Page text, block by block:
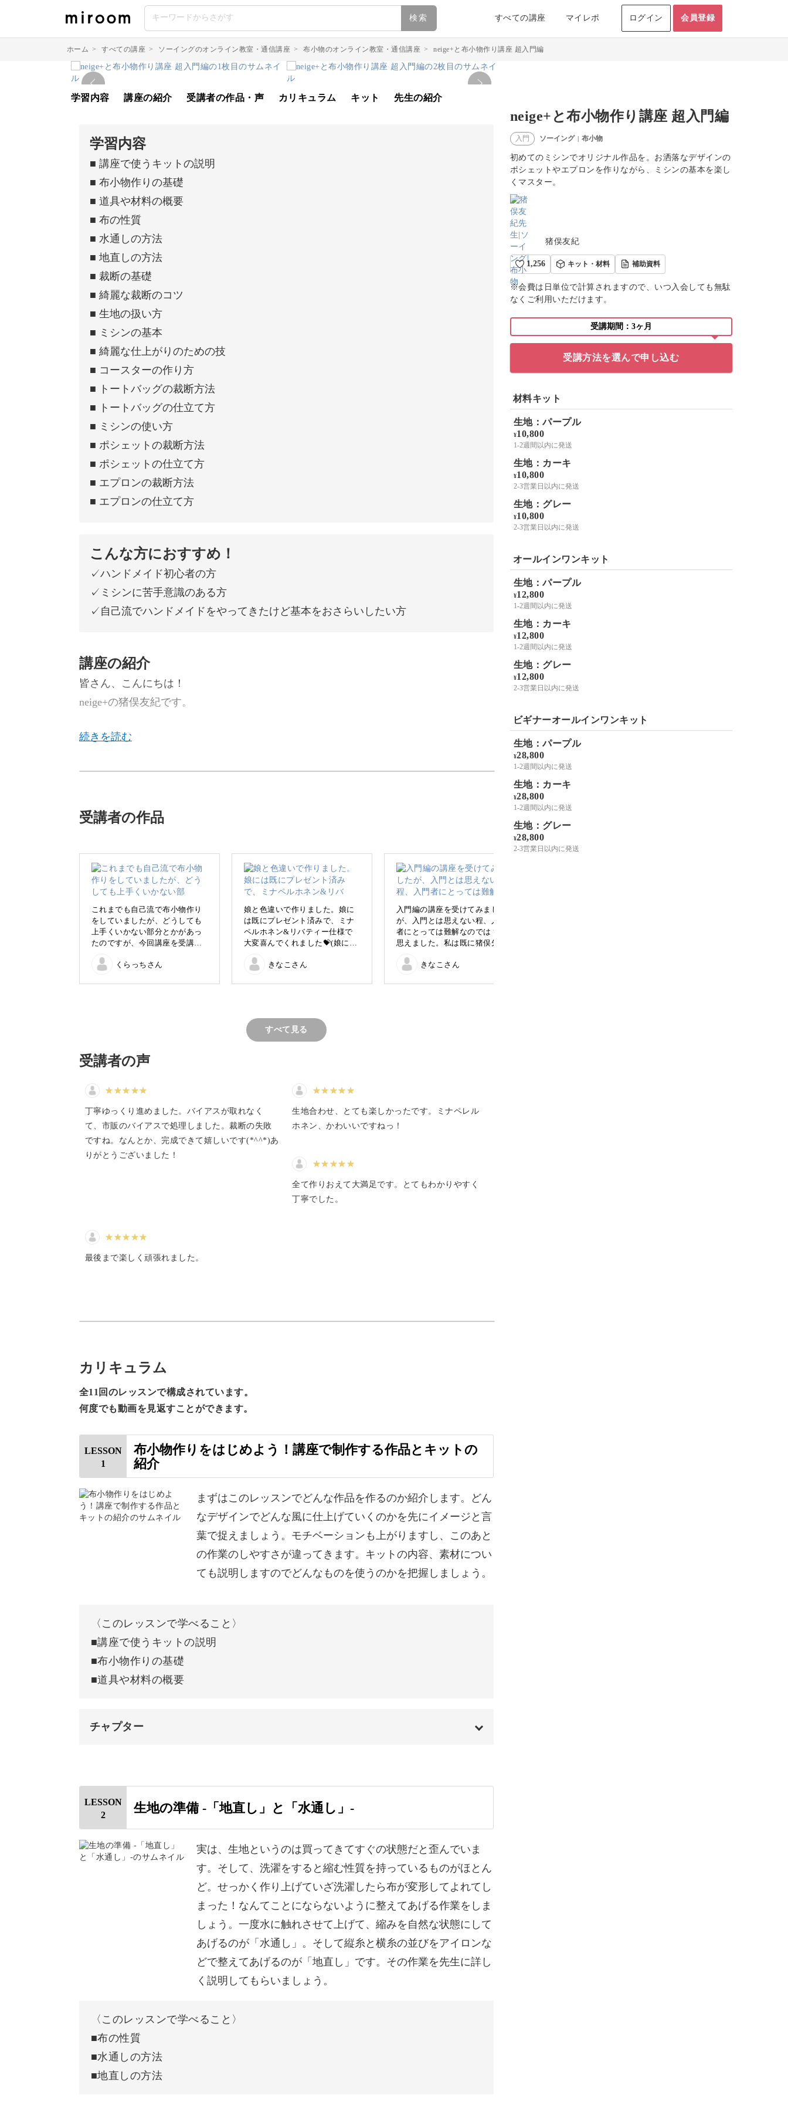
検索 すべての講座 マイレポ ログイン 会員登録
ホーム > すべての講座 > ソーイングのオンライン教室・通信講座 > 布小物のオンライン教室・通信講座 > neige+と布小物作り講座 超入門編
neige+と布小物作り講座 超入門編
入門 ソーイング | 布小物
初めてのミシンでオリジナル作品を。お洒落なデザインの
ポシェットやエプロンを作りながら、ミシンの基本を楽し
くマスター。
猪俣友紀
1,256 キット・材料 補助資料
※会費は日単位で計算されますので、いつ入会しても無駄
なくご利用いただけます。
受講期間：3ヶ月
受講方法を選んで申し込む
材料キット
生地：パープル
¥10,800
1-2週間以内に発送
生地：カーキ
¥10,800
2-3営業日以内に発送
生地：グレー
¥10,800
2-3営業日以内に発送
オールインワンキット
生地：パープル
¥12,800
1-2週間以内に発送
生地：カーキ
¥12,800
1-2週間以内に発送
生地：グレー
¥12,800
2-3営業日以内に発送
ビギナーオールインワンキット
生地：パープル
¥28,800
1-2週間以内に発送
生地：カーキ
¥28,800
1-2週間以内に発送
生地：グレー
¥28,800
2-3営業日以内に発送
学習内容 講座の紹介 受講者の作品・声 カリキュラム キット 先生の紹介
学習内容
■ 講座で使うキットの説明
■ 布小物作りの基礎
■ 道具や材料の概要
■ 布の性質
■ 水通しの方法
■ 地直しの方法
■ 裁断の基礎
■ 綺麗な裁断のコツ
■ 生地の扱い方
■ ミシンの基本
■ 綺麗な仕上がりのための技
■ コースターの作り方
■ トートバッグの裁断方法
■ トートバッグの仕立て方
■ ミシンの使い方
■ ポシェットの裁断方法
■ ポシェットの仕立て方
■ エプロンの裁断方法
■ エプロンの仕立て方
こんな方におすすめ！
✓ハンドメイド初心者の方
✓ミシンに苦手意識のある方
✓自己流でハンドメイドをやってきたけど基本をおさらいしたい方
講座の紹介
皆さん、こんにちは！
neige+の猪俣友紀です。
今回は、ミシン小物作りの初心者さんに向けた完全版講座をご用意しました。
ハンドメイドに興味があるけれど、「ミシン」と聞いただけで尻込みしてしまう方。
ミシンができたらいろいろ作れるんだろうなぁ、と思いつつ、今さら基本から聞ける人
もいないし、本を読む気にもならないし…。
そんなあなたにぴったりの、知識０からしっかり技術を身に付けられるレッスンをご用
意いたしました。
ミシンができるようになると可能性は無限大。
もちろん、すでにミシンを使っている方も。
この機会に基礎をおさらいしてみると、今までなんとなくやっていたことや、ちょっと
基本を抑え直して、さらなるステップアップを目指すのもいいですね！
基本の「き」からはじめましょう
道具は何が必要なのか、そこから知りたいという方も、最初のレッスンでキットの説明
途中であれが必要だった！ということもありません。
道具の説明、生地の扱い方、一歩ずつ進めていきます。
着実に身に付けていくカリキュラムで構成されているので、自分のペースでミシンを使
ってハンドメイドを楽しめるようになりますよ。
バッグ、ポシェット、エプロンとステップアップしながら進めていくうちに気がつけば
一緒にハンドメイドのある生活を盛り上げてくれる相棒へと変わります。
厳選した生地とお洒落なデザイン
受講者の作品
これまでも自己流で布小物作り
をしていましたが、どうしても
上手くいかない部分とかがあっ
たのですが、今回講座を受講し
りやすく、自己流では分からな
と思います。ありがとうござい
ました。
くらっちさん
娘と色違いで作りました。娘に
は既にプレゼント済みで、ミナ
ペルホネン&リバティー仕様で
大変喜んでくれました💝(娘には
完成したら勿体無くて使えない
きなこさん
入門編の講座を受けてみました
が、入門とは思えない程、入門
者にとっては難解なのでは？と
思えました。私は既に猪俣先生
ますが、それでも、こんな事を
した！あまり布のリバティでバ
ッチとピンドメ4つを作りました
きなこさん
すべて見る
受講者の声
丁寧ゆっくり進めました。バイアスが取れなく
て、市販のバイアスで処理しました。裁断の失敗
ですね。なんとか、完成できて嬉しいです(*^^*)あ
りがとうございました！
生地合わせ、とても楽しかったです。ミナペレル
ホネン、かわいいですねっ！
全て作りおえて大満足です。とてもわかりやすく
丁寧でした。
最後まで楽しく頑張れました。
カリキュラム
全11回のレッスンで構成されています。
何度でも動画を見返すことができます。
LESSON
1
布小物作りをはじめよう！講座で制作する作品とキットの
紹介
まずはこのレッスンでどんな作品を作るのか紹介します。どん
なデザインでどんな風に仕上げていくのかを先にイメージと言
葉で捉えましょう。モチベーションも上がりますし、このあと
の作業のしやすさが違ってきます。キットの内容、素材につい
ても説明しますのでどんなものを使うのかを把握しましょう。
〈このレッスンで学べること〉
■講座で使うキットの説明
■布小物作りの基礎
■道具や材料の概要
チャプター
はじめに 00:20
本レッスンで作成する布小物
トートバッグ 03:14
04:14
05:12
レッスンで使用する材料 06:09
11:41
LESSON
2
生地の準備 -「地直し」と「水通し」-
実は、生地というのは買ってきてすぐの状態だと歪んでいま
す。そして、洗濯をすると縮む性質を持っているものがほとん
ど。せっかく作り上げていざ洗濯したら布が変形してよれてし
まった！なんてことにならないように整えてあげる作業をしま
しょう。一度水に触れさせて上げて、縮みを自然な状態にして
あげるのが「水通し」。そして縦糸と横糸の並びをアイロンな
どで整えてあげるのが「地直し」です。その作業を先生に詳し
く説明してもらいましょう。
〈このレッスンで学べること〉
■布の性質
■水通しの方法
■地直しの方法